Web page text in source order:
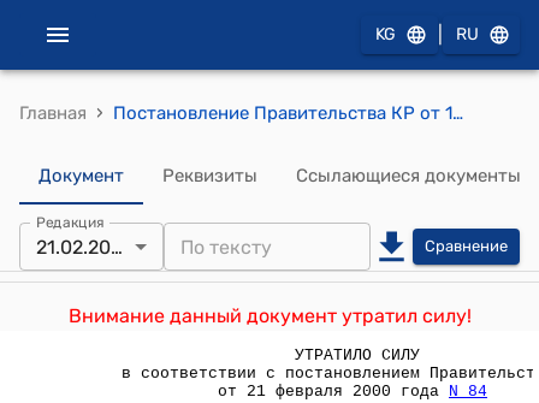
KG RU
Главная › Постановление Правительства КР от 10 сентября 1993 года №416 "О внесении изменений и дополнений в Положение о прохождении службы должностными лицами таможенных органов Кыргызской Республики, утвержденное постановлением Правительства Республики Кыргызстан от 10 ноября 1992 года N 556"
Документ Реквизиты Ссылающиеся документы
Редакция
21.02.2000 Сравнение
Внимание данный документ утратил силу!